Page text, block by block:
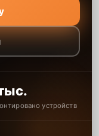
устройств